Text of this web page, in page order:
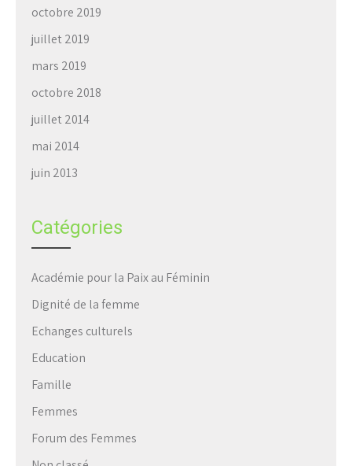
octobre 2019
juillet 2019
mars 2019
octobre 2018
juillet 2014
mai 2014
juin 2013
Catégories
Académie pour la Paix au Féminin
Dignité de la femme
Echanges culturels
Education
Famille
Femmes
Forum des Femmes